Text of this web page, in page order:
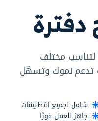
دفترة
مختلف
تدعم نموك وتسهّل
جاهز للعمل فورًا
شامل لجميع التطبيقات